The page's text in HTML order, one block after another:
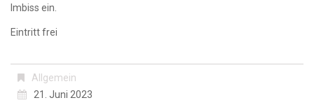
Imbiss ein.
Eintritt frei
Allgemein
21. Juni 2023